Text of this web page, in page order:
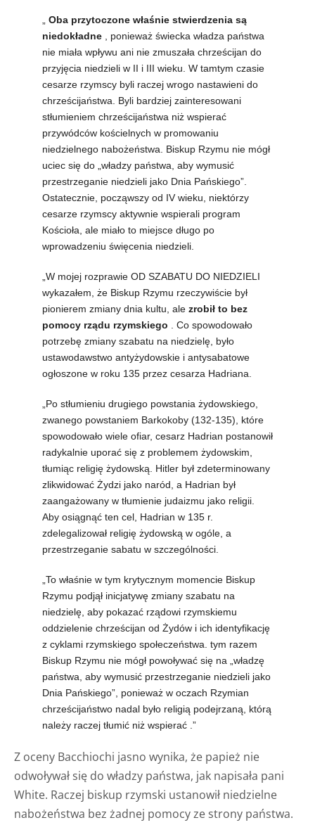
Oba przytoczone właśnie stwierdzenia są
niedokładne , ponieważ świecka władza państwa
nie miała wpływu ani nie zmuszała chrześcijan do
przyjęcia niedzieli w II i III wieku. W tamtym czasie
cesarze rzymscy byli raczej wrogo nastawieni do
chrześcijaństwa. Byli bardziej zainteresowani
stłumieniem chrześcijaństwa niż wspierać
przywódców kościelnych w promowaniu
niedzielnego nabożeństwa. Biskup Rzymu nie mógł
uciec się do „władzy państwa, aby wymusić
przestrzeganie niedzieli jako Dnia Pańskiego”.
Ostatecznie, począwszy od IV wieku, niektórzy
cesarze rzymscy aktywnie wspierali program
Kościoła, ale miało to miejsce długo po
wprowadzeniu święcenia niedzieli.
„W mojej rozprawie OD SZABATU DO NIEDZIELI
wykazałem, że Biskup Rzymu rzeczywiście był
pionierem zmiany dnia kultu, ale zrobił to bez
pomocy rządu rzymskiego . Co spowodowało
potrzebę zmiany szabatu na niedzielę, było
ustawodawstwo antyżydowskie i antysabatowe
ogłoszone w roku 135 przez cesarza Hadriana.
„Po stłumieniu drugiego powstania żydowskiego,
zwanego powstaniem Barkokoby (132-135), które
spowodowało wiele ofiar, cesarz Hadrian postanowił
radykalnie uporać się z problemem żydowskim,
tłumiąc religię żydowską. Hitler był zdeterminowany
zlikwidować Żydzi jako naród, a Hadrian był
zaangażowany w tłumienie judaizmu jako religii.
Aby osiągnąć ten cel, Hadrian w 135 r.
zdelegalizował religię żydowską w ogóle, a
przestrzeganie sabatu w szczególności.
„To właśnie w tym krytycznym momencie Biskup
Rzymu podjął inicjatywę zmiany szabatu na
niedzielę, aby pokazać rządowi rzymskiemu
oddzielenie chrześcijan od Żydów i ich identyfikację
z cyklami rzymskiego społeczeństwa. tym razem
Biskup Rzymu nie mógł powoływać się na „władzę
państwa, aby wymusić przestrzeganie niedzieli jako
Dnia Pańskiego”, ponieważ w oczach Rzymian
chrześcijaństwo nadal było religią podejrzaną, którą
należy raczej tłumić niż wspierać .”
Z oceny Bacchiochi jasno wynika, że papież nie
odwoływał się do władzy państwa, jak napisała pani
White. Raczej biskup rzymski ustanowił niedzielne
nabożeństwa bez żadnej pomocy ze strony państwa.